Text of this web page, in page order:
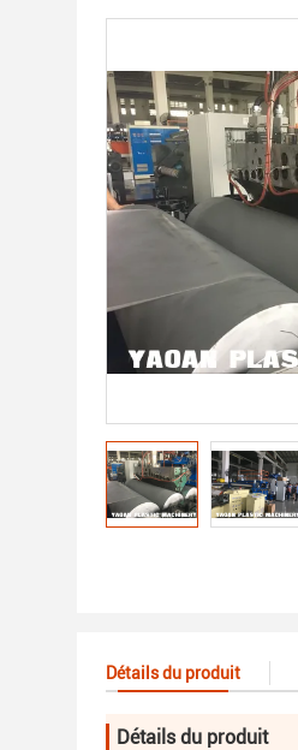
Détails du produit
Détails du produit